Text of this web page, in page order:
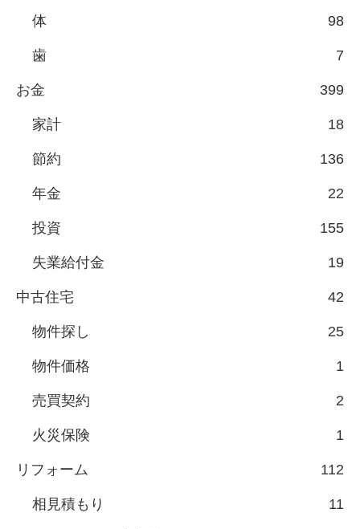
体 98
歯 7
お金 399
家計 18
節約 136
年金 22
投資 155
失業給付金 19
中古住宅 42
物件探し 25
物件価格 1
売買契約 2
火災保険 1
リフォーム 112
相見積もり 11